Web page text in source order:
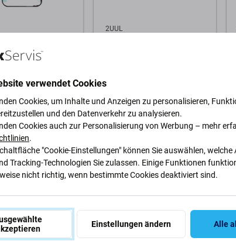
für iPhone
SA13
10+ Stk
2UUL
AUF LAGER 8 Stk
verwendet Cookies
Cookies, um Inhalte und Anzeigen zu personalisieren,
und den Datenverkehr zu analysieren.
Cookies auch zur Personalisierung von Werbung – mehr
.
"Cookie-Einstellungen" können Sie auswählen, welche
Tracking-Technologien Sie zulassen. Einige Funktionen
nicht richtig, wenn bestimmte Cookies deaktiviert sind.
Einstellungen ändern Alle